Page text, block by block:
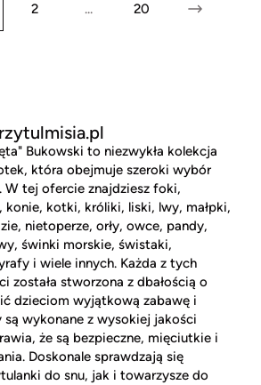
2 ... 20
Bukowski to niezwykła kolekcja
która obejmuje szeroki wybór
W tej ofercie znajdziesz foki,
konie, kotki, króliki, liski, lwy, małpki,
nietoperze, orły, owce, pandy,
świnki morskie, świstaki,
i wiele innych. Każda z tych
została stworzona z dbałością o
dzieciom wyjątkową zabawę i
wykonane z wysokiej jakości
że są bezpieczne, mięciutkie i
Doskonale sprawdzają się
do snu, jak i towarzysze do